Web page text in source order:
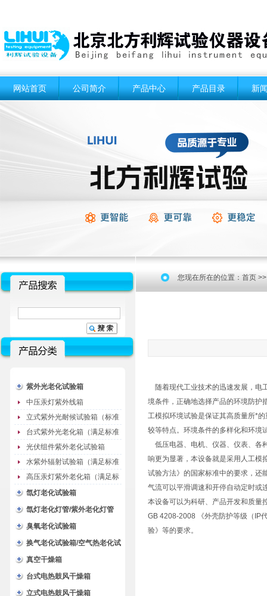
网站首页 公司简介 产品中心 产品目录 新
紫外光老化试验箱
中压汞灯紫外线箱
立式紫外光耐候试验箱（标准
型）
台式紫外光老化箱（满足标准
GB/T16776）
光伏组件紫外老化试验箱
水紫外辐射试验箱（满足标准
JC485-1992）
高压汞灯紫外老化箱（满足标
准GB/T16777）
氙灯老化试验箱
氙灯老化灯管/紫外老化灯管
（耗材）
臭氧老化试验箱
换气老化试验箱/空气热老化试
验箱
真空干燥箱
台式电热鼓风干燥箱
立式电热鼓风干燥箱
您现在所在的位置： 首页
随着现代工业技术的迅速发展，电
境条件，正确地选择产品的环境防护
工模拟环境试验是保证其高质量所*
较等特点。环境条件的多样化和环境
低压电器、电机、仪器、仪表、各
响更为显著，本设备就是采用人工模
试验方法》的国家标准中的要求，还
气流可以平滑调速和开停自动定时或
本设备可以为科研、产品开发和质
GB 4208-2008 《外壳防护等级（IP
验》等的要求。